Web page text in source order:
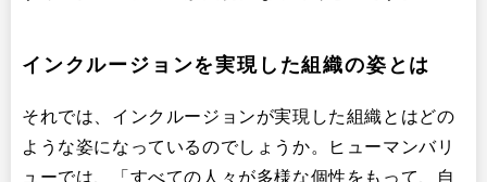
インクルージョンを実現した組織の姿とは
それでは、インクルージョンが実現した組織とはどの
ような姿になっているのでしょうか。ヒューマンバリ
ューでは、「すべての人々が多様な個性をもって、自